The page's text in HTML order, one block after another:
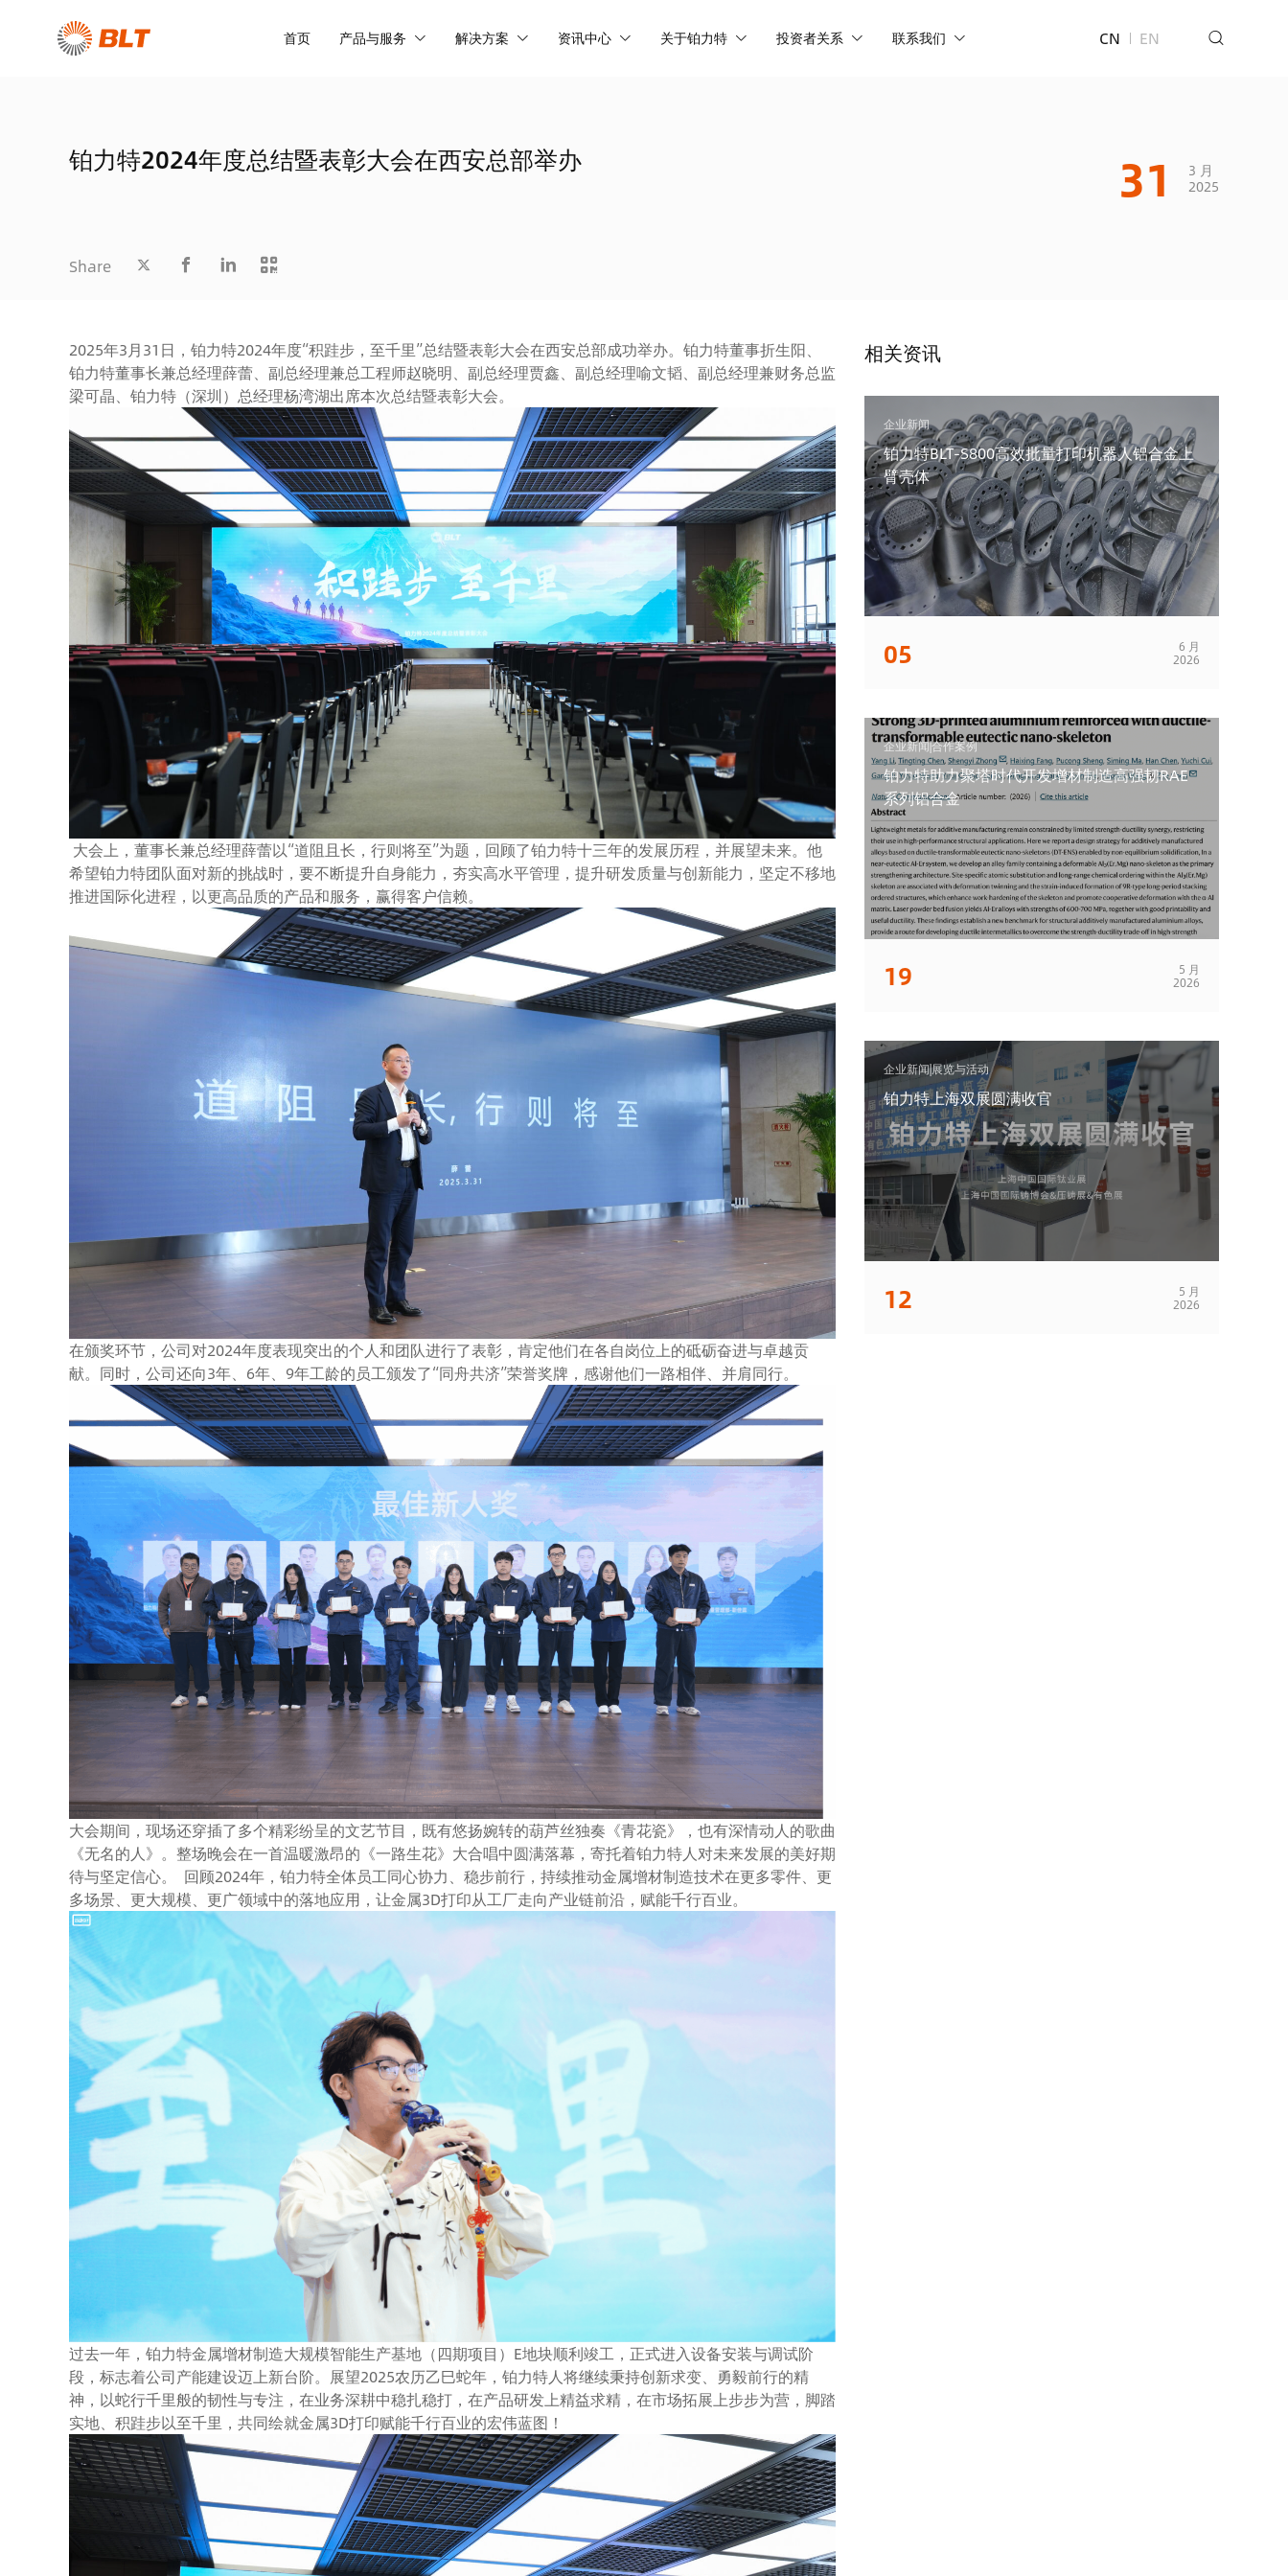
首页 产品与服务 解决方案 资讯中心 关于铂力特 投资者关系 联系我们 CN EN
铂力特2024年度总结暨表彰大会在西安总部举办 31
3 月
2025
Share
2025年3月31日，铂力特2024年度“积跬步，至千里”总结暨表彰大会在西安总部成功举办。铂力特董事折生阳、
铂力特董事长兼总经理薛蕾、副总经理兼总工程师赵晓明、副总经理贾鑫、副总经理喻文韬、副总经理兼财务总监
梁可晶、铂力特（深圳）总经理杨湾湖出席本次总结暨表彰大会。
大会上，董事长兼总经理薛蕾以“道阻且长，行则将至”为题，回顾了铂力特十三年的发展历程，并展望未来。他
希望铂力特团队面对新的挑战时，要不断提升自身能力，夯实高水平管理，提升研发质量与创新能力，坚定不移地
推进国际化进程，以更高品质的产品和服务，赢得客户信赖。
在颁奖环节，公司对2024年度表现突出的个人和团队进行了表彰，肯定他们在各自岗位上的砥砺奋进与卓越贡
献。同时，公司还向3年、6年、9年工龄的员工颁发了“同舟共济”荣誉奖牌，感谢他们一路相伴、并肩同行。
大会期间，现场还穿插了多个精彩纷呈的文艺节目，既有悠扬婉转的葫芦丝独奏《青花瓷》，也有深情动人的歌曲
《无名的人》。整场晚会在一首温暖激昂的《一路生花》大合唱中圆满落幕，寄托着铂力特人对未来发展的美好期
待与坚定信心。 回顾2024年，铂力特全体员工同心协力、稳步前行，持续推动金属增材制造技术在更多零件、更
多场景、更大规模、更广领域中的落地应用，让金属3D打印从工厂走向产业链前沿，赋能千行百业。
过去一年，铂力特金属增材制造大规模智能生产基地（四期项目）E地块顺利竣工，正式进入设备安装与调试阶
段，标志着公司产能建设迈上新台阶。展望2025农历乙巳蛇年，铂力特人将继续秉持创新求变、勇毅前行的精
神，以蛇行千里般的韧性与专注，在业务深耕中稳扎稳打，在产品研发上精益求精，在市场拓展上步步为营，脚踏
实地、积跬步以至千里，共同绘就金属3D打印赋能千行百业的宏伟蓝图！
相关资讯
企业新闻
铂力特BLT-S800高效批量打印机器人铝合金上
臂壳体
05 6 月
2026
企业新闻|合作案例
铂力特助力聚塔时代开发增材制造高强韧RAE
系列铝合金
19 5 月
2026
企业新闻|展览与活动
铂力特上海双展圆满收官
12 5 月
2026